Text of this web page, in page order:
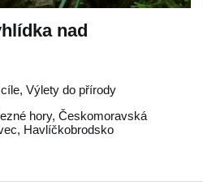
nad
Výlety do přírody
hory, Českomoravská
, Havlíčkobrodsko